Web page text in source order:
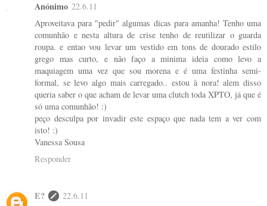
Anónimo 22.6.11
Aproveitava para "pedir" algumas dicas para amanha! Tenho uma
comunhão e nesta altura de crise tenho de reutilizar o guarda
roupa. e entao vou levar um vestido em tons de dourado estilo
grego mas curto, e não faço a minima ideia como levo a
maquiagem uma vez que sou morena e é uma festinha semi-
formal, se levo algo mais carregado.. estou à nora! alem disso
queria saber o que acham de levar uma clutch toda XPTO, já que é
só uma comunhão! :)
peço desculpa por invadir este espaço que nada tem a ver com
isto! :)
Vanessa Sousa
Responder
E?
22.6.11